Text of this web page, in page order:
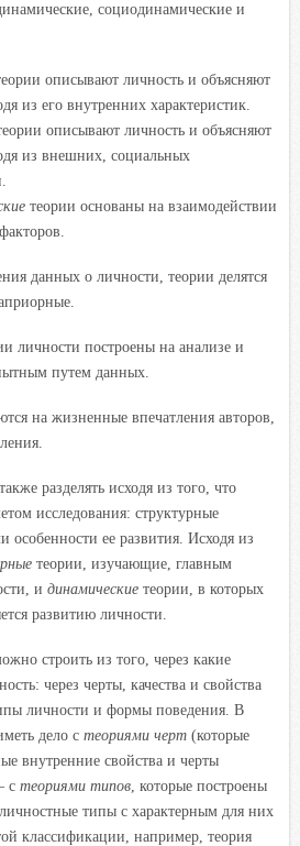
социодинамические и
описывают личность и объясняют
из его внутренних характеристик.
описывают личность и объясняют
из внешних, социальных
теории основаны на взаимодействии
данных о личности, теории делятся
личности построены на анализе и
путем данных.
на жизненные впечатления авторов,
разделять исходя из того, что
исследования: структурные
особенности ее развития. Исходя из
теории, изучающие, главным
и динамические теории, в которых
развитию личности.
строить из того, через какие
через черты, качества и свойства
личности и формы поведения. В
дело с теориями черт (которые
внутренние свойства и черты
с теориями типов , которые построены
типы с характерным для них
классификации, например, теория